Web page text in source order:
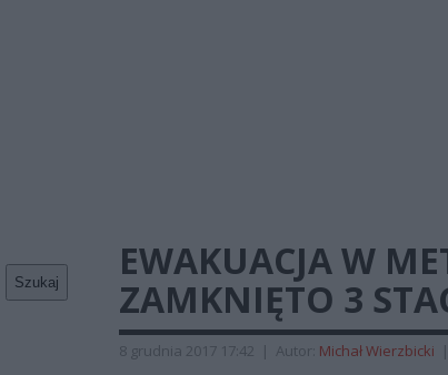
Szukaj
EWAKUACJA W
ZAMKNIĘTO 3
8 grudnia 2017 17:42 | Autor: Michał Wierzbicki |